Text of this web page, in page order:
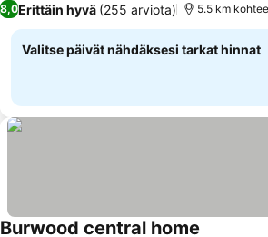
8,0Erittäin hyvä (255 arviota) 5.5 km
Valitse päivät nähdäksesi tarkat hinnat
Burwood central home